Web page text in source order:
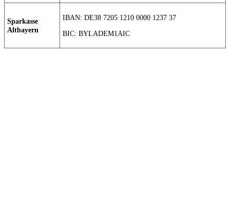
Sparkasse
Altbayern
IBAN: DE38 7205 1210 0000 1237 37
BIC: BYLADEM1AIC